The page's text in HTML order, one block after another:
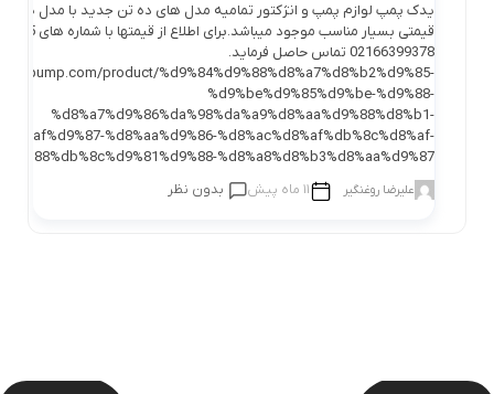
یدک پمپ لوازم پمپ و انژکتور تمامیه مدل های ده تن جدید با مدل های
02166399378 تماس حاصل فرماید.
product/%d9%84%d9%88%d8%a7%d8%b2%d9%85-
%d9%be%d9%85%d9%be-%d9%88-
%d8%a7%d9%86%da%98%da%a9%d8%aa%d9%88%d8%b1-
%d8%aa%d9%86-%d8%ac%d8%af%db%8c%d8%af-
%d8%a8%d8%b3%d8%aa%d9%87/
علیرضا روغنگیر 11 ماه پیش بدون نظر